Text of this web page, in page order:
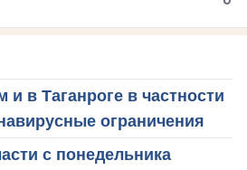
и в Таганроге в частности
ограничения
с понедельника